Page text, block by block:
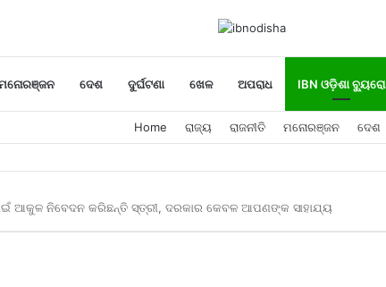
ଦେଶ ଦୁର୍ଘଟଣା ଖେଳ ଅପରାଧ IBN ଓଡ଼ିଶା ବ୍ୟୁରୋ
Home ରାଜ୍ୟ ରାଜନୀତି ମନୋରଞ୍ଜନ ଦେଶ
ଆକୁଳ ନିବେଦନ କରିଛନ୍ତି ସ୍ତ୍ରୀ, ଦରକାର କେବଳ ଆପଣଙ୍କ ସାହାଯ୍ୟ